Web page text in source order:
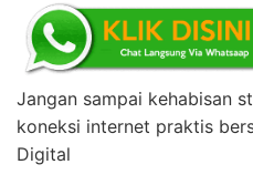
Jangan sampai kehabisan
koneksi internet praktis
Digital